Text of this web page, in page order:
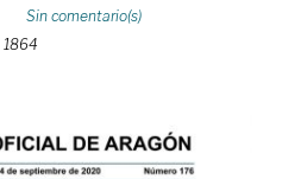
Sin comentario(s)
1864